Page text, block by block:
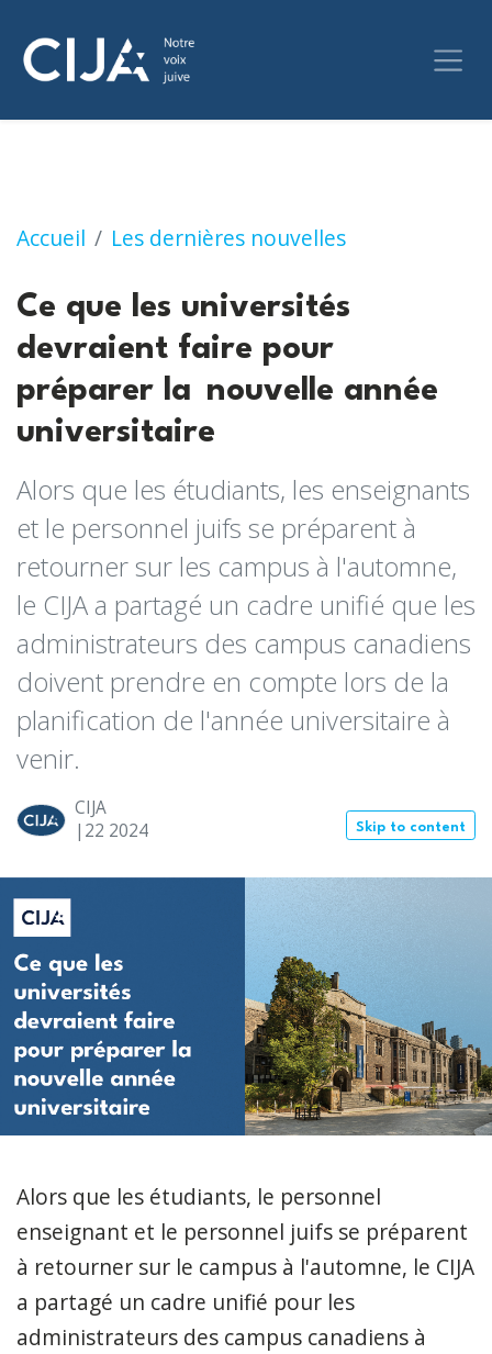
Accueil Les dernières nouvelles
Ce que les universités devraient faire pour
Ce que les universités
devraient faire pour
préparer la nouvelle année
universitaire
Alors que les étudiants, les enseignants
et le personnel juifs se préparent à
retourner sur les campus à l'automne,
le CIJA a partagé un cadre unifié que les
administrateurs des campus canadiens
doivent prendre en compte lors de la
planification de l'année universitaire à
venir.
CIJA
|22 2024 Skip to content
Alors que les étudiants, le personnel
enseignant et le personnel juifs se préparent
à retourner sur le campus à l'automne, le CIJA
a partagé un cadre unifié pour les
administrateurs des campus canadiens à